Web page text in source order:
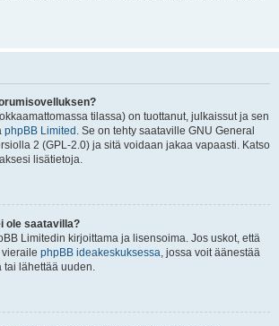
tilassa) on tuottanut, julkaissut ja sen
phpBB Limited . Se on tehty saataville GNU General
2 (GPL-2.0) ja sitä voidaan jakaa vapaasti. Katso
lisätietoja.
ole saatavilla?
Limitedin kirjoittama ja lisensoima. Jos uskot, että
phpBB ideakeskuksessa, jossa voit äänestää
tai lähettää uuden.